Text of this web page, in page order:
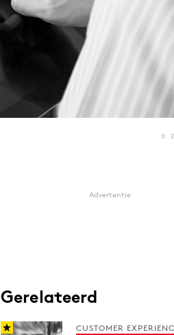
©
Advertentie
Gerelateerd
CUSTOMER